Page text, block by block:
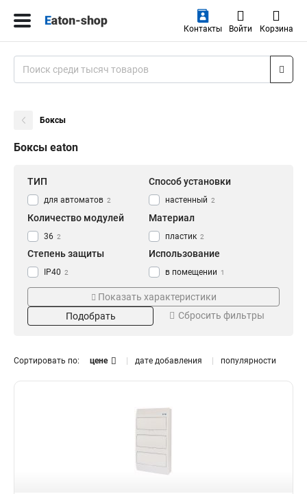
Контакты Войти Корзина
Боксы
Боксы eaton
ТИП
для автоматов 2
Способ установки
настенный 2
Количество модулей
36 2
Материал
пластик 2
Степень защиты
IP40 2
Использование
в помещении 1
Монтаж
накладной 1
Показать характеристики
Подобрать
Сбросить фильтры
Сортировать по: цене дате добавления популярности